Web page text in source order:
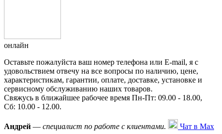
онлайн
Оставьте пожалуйста ваш номер телефона или E-mail, я с
удовольствием отвечу на все вопросы по наличию, цене,
характеристикам, гарантии, оплате, доставке, установке и
сервисному обслуживанию наших товаров.
Свяжусь в ближайшее рабочее время Пн-Пт: 09.00 - 18.00,
Сб: 10.00 - 12.00.
Андрей — специалист по работе с клиентами.
Чат в Max